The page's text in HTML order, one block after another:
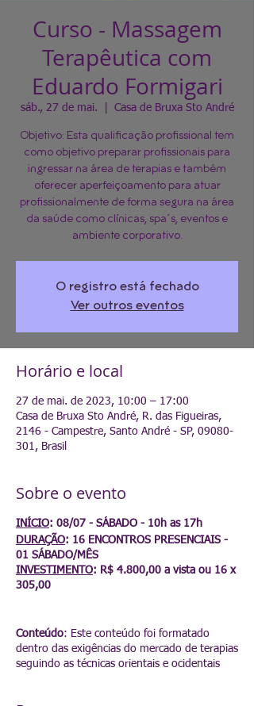
Curso - Massagem
Terapêutica com
Eduardo Formigari
sáb., 27 de mai. Casa de Bruxa Sto André
Objetivo: Esta qualificação profissional tem
como objetivo preparar profissionais para
ingressar na área de terapias e também
oferecer aperfeiçoamento para atuar
profissionalmente de forma segura na área
da saúde como clínicas, spa´s, eventos e
ambiente corporativo.
O registro está fechado
Ver outros eventos
Horário e local
27 de mai. de 2023, 10:00 – 17:00
Casa de Bruxa Sto André, R. das Figueiras,
2146 - Campestre, Santo André - SP, 09080-
301, Brasil
Sobre o evento
INÍCIO: 08/07 - SÁBADO - 10h as 17h
DURAÇÃO: 16 ENCONTROS PRESENCIAIS -
01 SÁBADO/MÊS
INVESTIMENTO: R$ 4.800,00 a vista ou 16 x
305,00
Conteúdo: Este conteúdo foi formatado
dentro das exigências do mercado de terapias
seguindo as técnicas orientais e ocidentais